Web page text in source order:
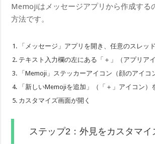
Memojiはメッセージアプリから作成する
方法です。
「メッセージ」アプリを開き、任意のスレッ
テキスト入力欄の左にある「＋」（アプリア
「Memoji」ステッカーアイコン（顔のアイコ
「新しいMemojiを追加」（「＋」アイコン）
カスタマイズ画面が開く
ステップ2：外見をカスタマイ